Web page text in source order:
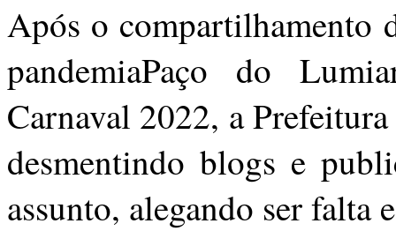
Após o compartilhamento
pandemiaPaço do
Carnaval 2022, a
desmentindo blogs e
assunto, alegando ser falta